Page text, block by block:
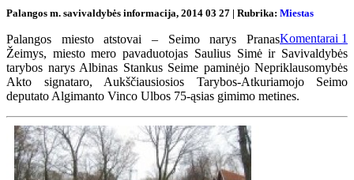
Palangos m. savivaldybės informacija, 2014 03 27 | Rubrika: Miestas
Komentarai 1
Palangos miesto atstovai – Seimo narys Pranas
Žeimys, miesto mero pavaduotojas Saulius Simė ir Savivaldybės
tarybos narys Albinas Stankus Seime paminėjo Nepriklausomybės
Akto signataro, Aukščiausiosios Tarybos-Atkuriamojo Seimo
deputato Algimanto Vinco Ulbos 75-ąsias gimimo metines.